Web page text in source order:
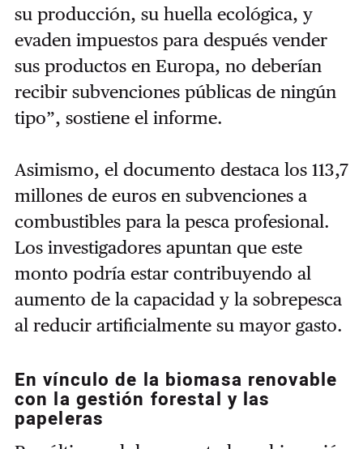
su producción, su huella ecológica, y
evaden impuestos para después vender
sus productos en Europa, no deberían
recibir subvenciones públicas de ningún
tipo”, sostiene el informe.
Asimismo, el documento destaca los 113,7
millones de euros en subvenciones a
combustibles para la pesca profesional.
Los investigadores apuntan que este
monto podría estar contribuyendo al
aumento de la capacidad y la sobrepesca
al reducir artificialmente su mayor gasto.
En vínculo de la biomasa renovable
con la gestión forestal y las
papeleras